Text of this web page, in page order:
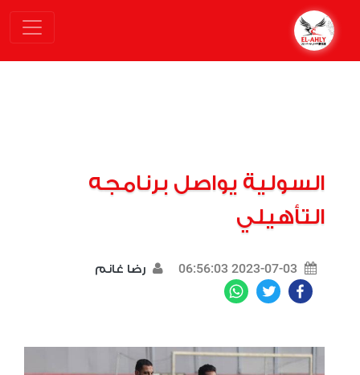
السولية يواصل برنامجه
التأهيلي
2023-07-03 06:56:03 رضا غانم
Facebook
Twitter